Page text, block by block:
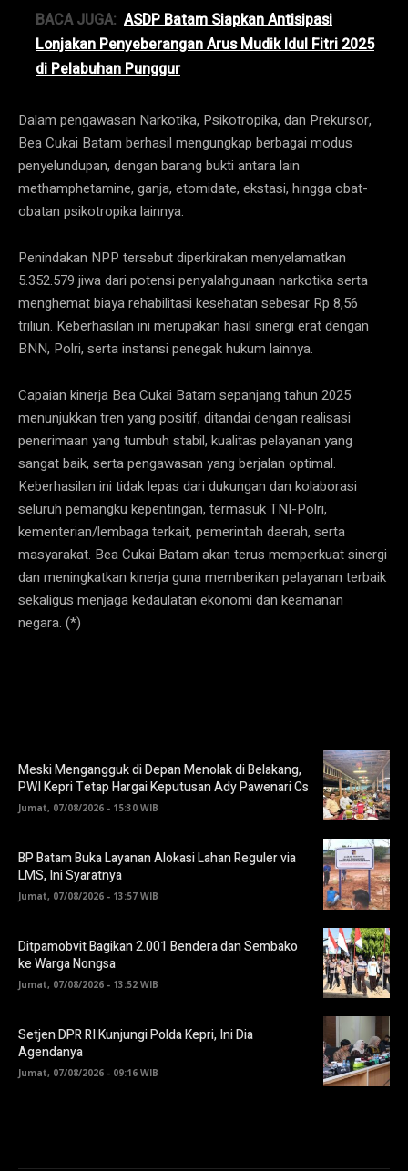
BACA JUGA: ASDP Batam Siapkan Antisipasi
Lonjakan Penyeberangan Arus Mudik Idul Fitri 2025
di Pelabuhan Punggur
Dalam pengawasan Narkotika, Psikotropika, dan Prekursor,
Bea Cukai Batam berhasil mengungkap berbagai modus
penyelundupan, dengan barang bukti antara lain
methamphetamine, ganja, etomidate, ekstasi, hingga obat-
obatan psikotropika lainnya.
Penindakan NPP tersebut diperkirakan menyelamatkan
5.352.579 jiwa dari potensi penyalahgunaan narkotika serta
menghemat biaya rehabilitasi kesehatan sebesar Rp 8,56
triliun. Keberhasilan ini merupakan hasil sinergi erat dengan
BNN, Polri, serta instansi penegak hukum lainnya.
Capaian kinerja Bea Cukai Batam sepanjang tahun 2025
menunjukkan tren yang positif, ditandai dengan realisasi
penerimaan yang tumbuh stabil, kualitas pelayanan yang
sangat baik, serta pengawasan yang berjalan optimal.
Keberhasilan ini tidak lepas dari dukungan dan kolaborasi
seluruh pemangku kepentingan, termasuk TNI-Polri,
kementerian/lembaga terkait, pemerintah daerah, serta
masyarakat. Bea Cukai Batam akan terus memperkuat sinergi
dan meningkatkan kinerja guna memberikan pelayanan terbaik
sekaligus menjaga kedaulatan ekonomi dan keamanan
negara. (*)
Meski Mengangguk di Depan Menolak di Belakang,
PWI Kepri Tetap Hargai Keputusan Ady Pawenari Cs
Jumat, 07/08/2026 - 15:30 WIB
BP Batam Buka Layanan Alokasi Lahan Reguler via
LMS, Ini Syaratnya
Jumat, 07/08/2026 - 13:57 WIB
Ditpamobvit Bagikan 2.001 Bendera dan Sembako
ke Warga Nongsa
Jumat, 07/08/2026 - 13:52 WIB
Setjen DPR RI Kunjungi Polda Kepri, Ini Dia
Agendanya
Jumat, 07/08/2026 - 09:16 WIB